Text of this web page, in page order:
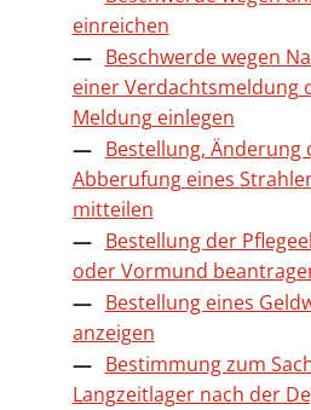
einreichen
Beschwerde wegen
einer Verdachtsmeldung
Meldung einlegen
Bestellung, Änderung
Abberufung eines
mitteilen
Bestellung der
oder Vormund
Bestellung eines
anzeigen
Bestimmung zum
Langzeitlager nach der